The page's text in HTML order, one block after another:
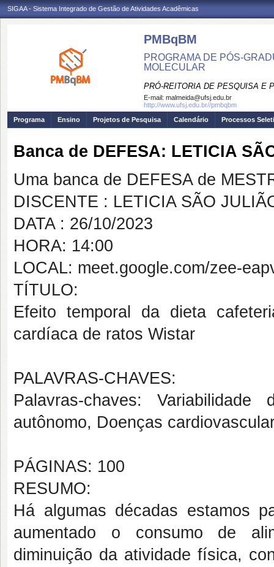
SIGAA - Sistema Integrado de Gestão de Atividades Acadêmicas
PMBqBM
PROGRAMA DE PÓS-
MOLECULAR
PRÓ-REITORIA DE PESQUISA E
E-mail: malmeida@ufsj.edu.br
http://www.ufsj.edu.br//pmbqbm
Programa
Ensino Projetos de Pesquisa Calendário Processos
Banca de DEFESA: LETICIA
Uma banca de DEFESA de
DISCENTE : LETICIA SÃO
DATA : 26/10/2023
HORA: 14:00
LOCAL: meet.google.com/zee-
TÍTULO:
Efeito temporal da dieta
cardíaca de ratos Wistar
PALAVRAS-CHAVES:
Palavras-chaves:
autônomo, Doenças
PÁGINAS: 100
RESUMO:
Há algumas décadas estamos
aumentado o consumo de
diminuição da atividade física,